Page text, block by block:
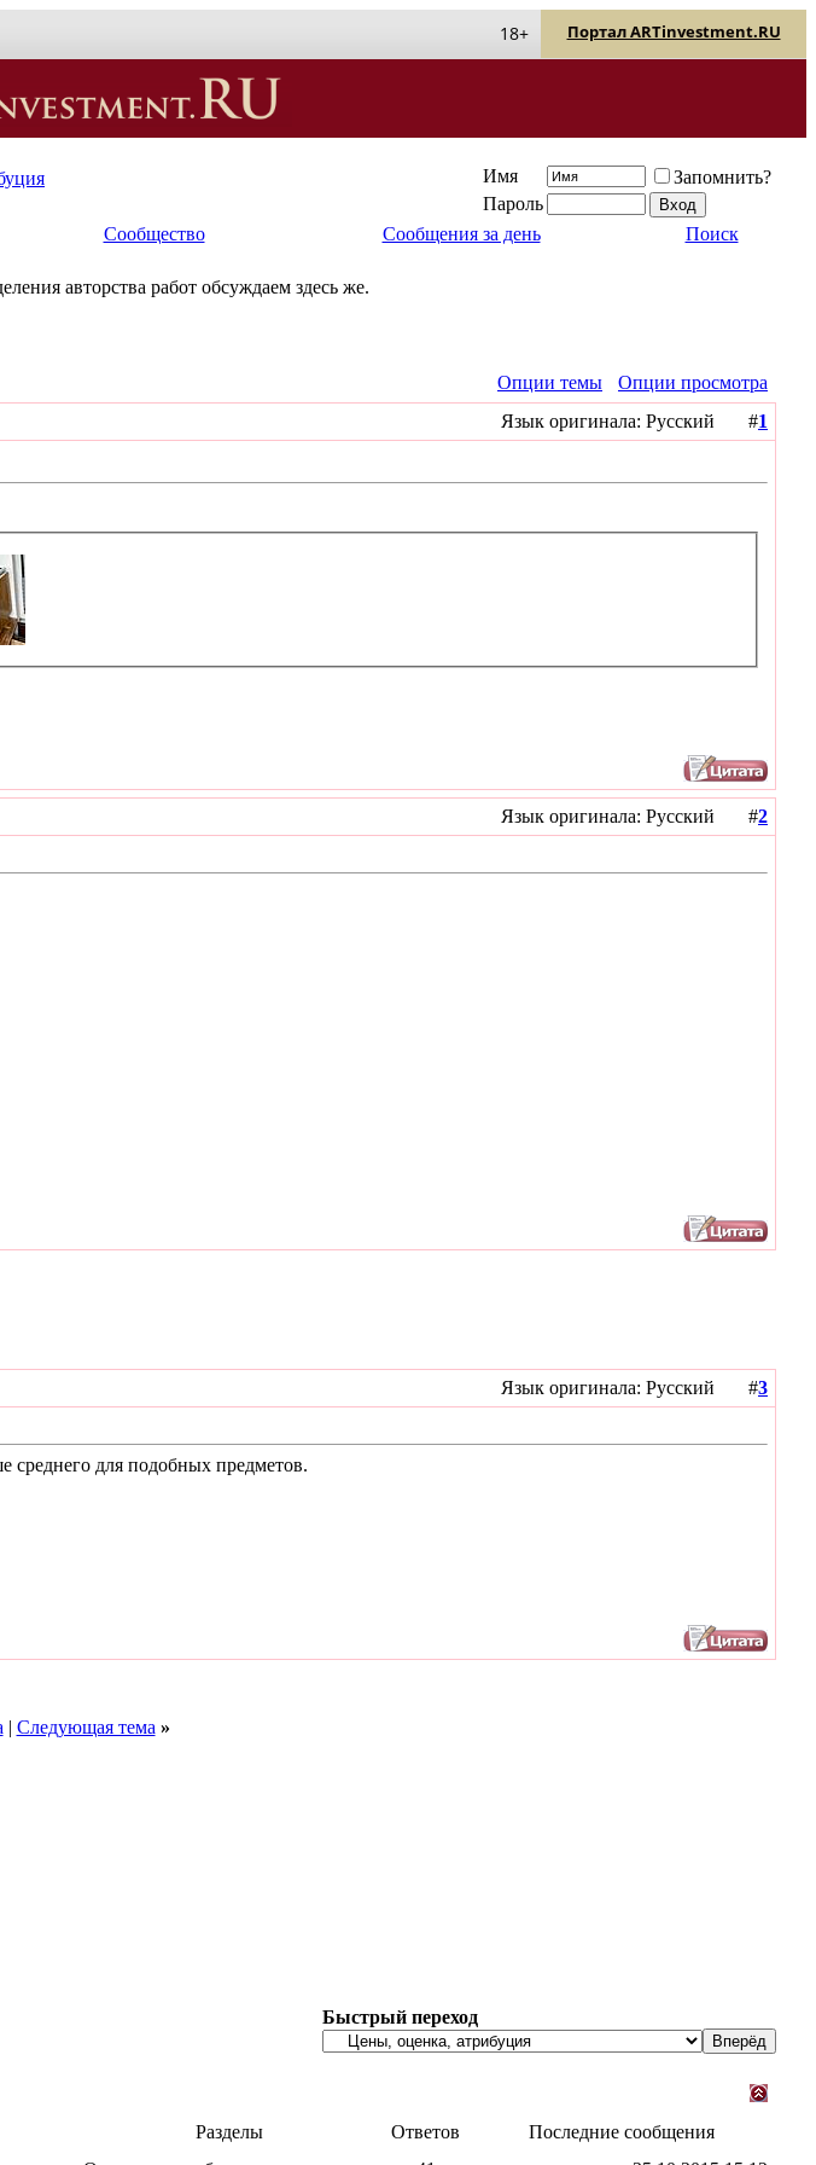
Портал ARTinvestment.RU
18+
Имя
Запомнить?
Пароль
Сообщество Сообщения за день Поиск
авторства работ обсуждаем здесь же.
Опции темы
Опции просмотра
Язык оригинала: Русский #1
Язык оригинала: Русский #2
Язык оригинала: Русский #3
среднего для подобных предметов.
| Следующая тема »
Быстрый переход
Разделы Ответов
Последние сообщения